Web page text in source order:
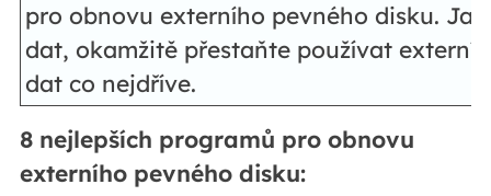
pro obnovu externího pevného disku.
dat, okamžitě přestaňte používat externí
dat co nejdříve.
8 nejlepších programů pro obnovu
externího pevného disku: